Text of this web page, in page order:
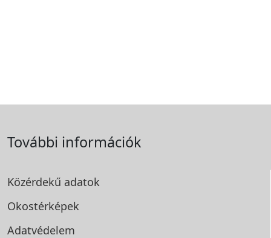
További információk
Közérdekű adatok
Okostérképek
Adatvédelem